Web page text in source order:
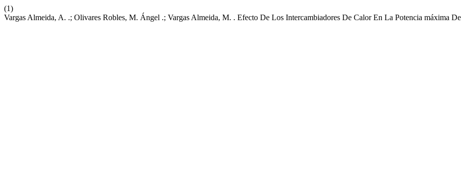
(1)
Vargas Almeida, A. .; Olivares Robles, M. Ángel .; Vargas Almeida, M. . Efecto De Los Intercambiadores De Calor En La Potencia máxima